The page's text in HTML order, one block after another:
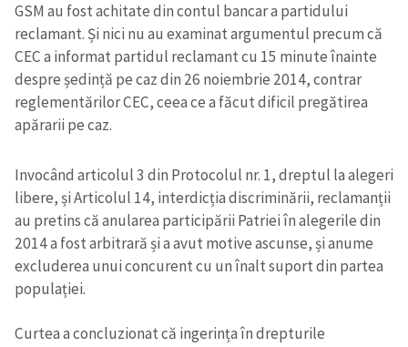
GSM au fost achitate din contul bancar a partidului
reclamant. Și nici nu au examinat argumentul precum că
CEC a informat partidul reclamant cu 15 minute înainte
despre ședință pe caz din 26 noiembrie 2014, contrar
reglementărilor CEC, ceea ce a făcut dificil pregătirea
apărarii pe caz.
Invocând articolul 3 din Protocolul nr. 1, dreptul la alegeri
libere, și Articolul 14, interdicția discriminării, reclamanții
au pretins că anularea participării Patriei în alegerile din
2014 a fost arbitrară și a avut motive ascunse, și anume
excluderea unui concurent cu un înalt suport din partea
populației.
Curtea a concluzionat că ingerința în drepturile